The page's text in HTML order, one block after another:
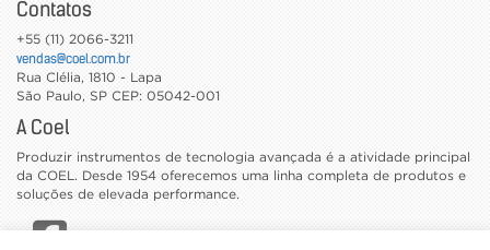
Contatos
+55 (11) 2066-3211
vendas@coel.com.br
Rua Clélia, 1810 - Lapa
São Paulo, SP CEP: 05042-001
A Coel
Produzir instrumentos de tecnologia avançada é a atividade principal
da COEL. Desde 1954 oferecemos uma linha completa de produtos e
soluções de elevada performance.